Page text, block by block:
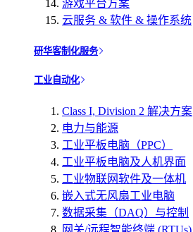
游戏平台方案
云服务 & 软件 & 操作系统
研华客制化服务
工业自动化
Class I, Division 2 解决方案
电力与能源
工业平板电脑（PPC）
工业平板电脑及人机界面
工业物联网软件及一体机
嵌入式无风扇工业电脑
数据采集（DAQ）与控制
网关/远程智能终端 (RTUs)